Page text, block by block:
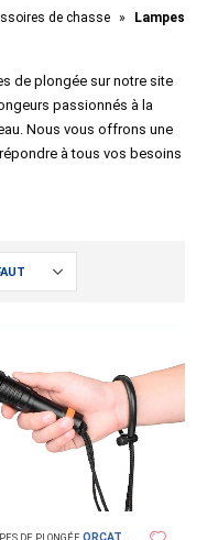
de chasse »
Lampes
de plongée sur notre site
passionnés à la
Nous vous offrons une
à tous vos besoins